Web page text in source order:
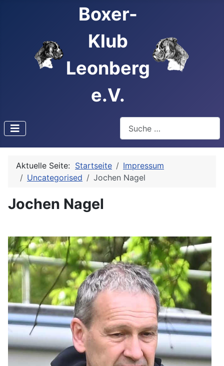
Boxer-
Klub
Leonberg
e.V.
Type 2 or more characters
Aktuelle Seite: Startseite
Impressum
Uncategorised
Jochen Nagel
Jochen Nagel